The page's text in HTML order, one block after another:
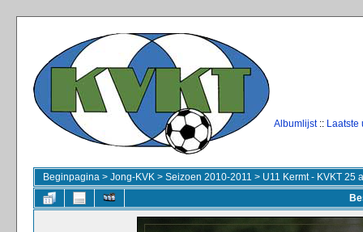
Albumlijst:: Laatste
Beginpagina > Jong-KVK > Seizoen 2010-2011 > U11 Kermt - KVKT 25